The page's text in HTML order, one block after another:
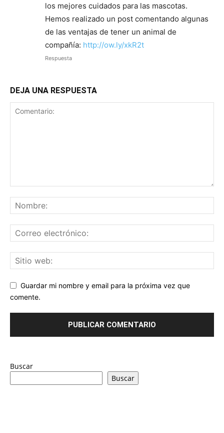
los mejores cuidados para las mascotas.
Hemos realizado un post comentando algunas
de las ventajas de tener un animal de
compañía: http://ow.ly/xkR2t
Respuesta
DEJA UNA RESPUESTA
Guardar mi nombre y email para la próxima vez que
comente.
Buscar
Buscar